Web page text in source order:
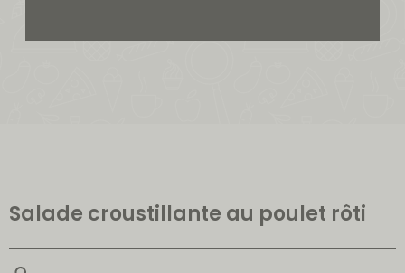
Salade croustillante au poulet rôti